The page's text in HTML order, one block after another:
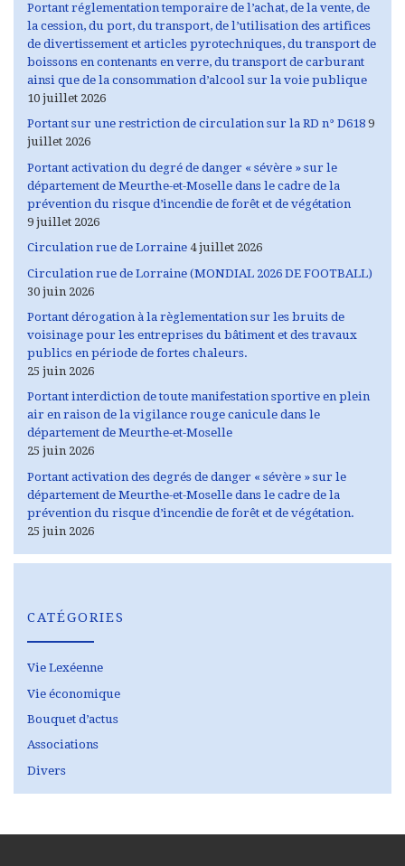
Portant réglementation temporaire de l’achat, de la vente, de
la cession, du port, du transport, de l’utilisation des artifices
de divertissement et articles pyrotechniques, du transport de
boissons en contenants en verre, du transport de carburant
ainsi que de la consommation d’alcool sur la voie publique
10 juillet 2026
Portant sur une restriction de circulation sur la RD n° D618 9
juillet 2026
Portant activation du degré de danger « sévère » sur le
département de Meurthe-et-Moselle dans le cadre de la
prévention du risque d’incendie de forêt et de végétation
9 juillet 2026
Circulation rue de Lorraine 4 juillet 2026
Circulation rue de Lorraine (MONDIAL 2026 DE FOOTBALL)
30 juin 2026
Portant dérogation à la règlementation sur les bruits de
voisinage pour les entreprises du bâtiment et des travaux
publics en période de fortes chaleurs.
25 juin 2026
Portant interdiction de toute manifestation sportive en plein
air en raison de la vigilance rouge canicule dans le
département de Meurthe-et-Moselle
25 juin 2026
Portant activation des degrés de danger « sévère » sur le
département de Meurthe-et-Moselle dans le cadre de la
prévention du risque d’incendie de forêt et de végétation.
25 juin 2026
CATÉGORIES
Vie Lexéenne
Vie économique
Bouquet d’actus
Associations
Divers